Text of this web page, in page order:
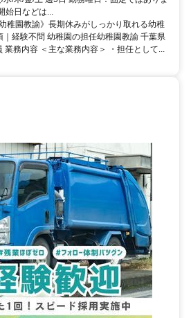
日などは...
稚園教諭》長期休みがしっかり取れる幼稚
経験不問 幼稚園の担任幼稚園教諭 千葉県
務内容 ＜主な業務内容＞ ・担任として...